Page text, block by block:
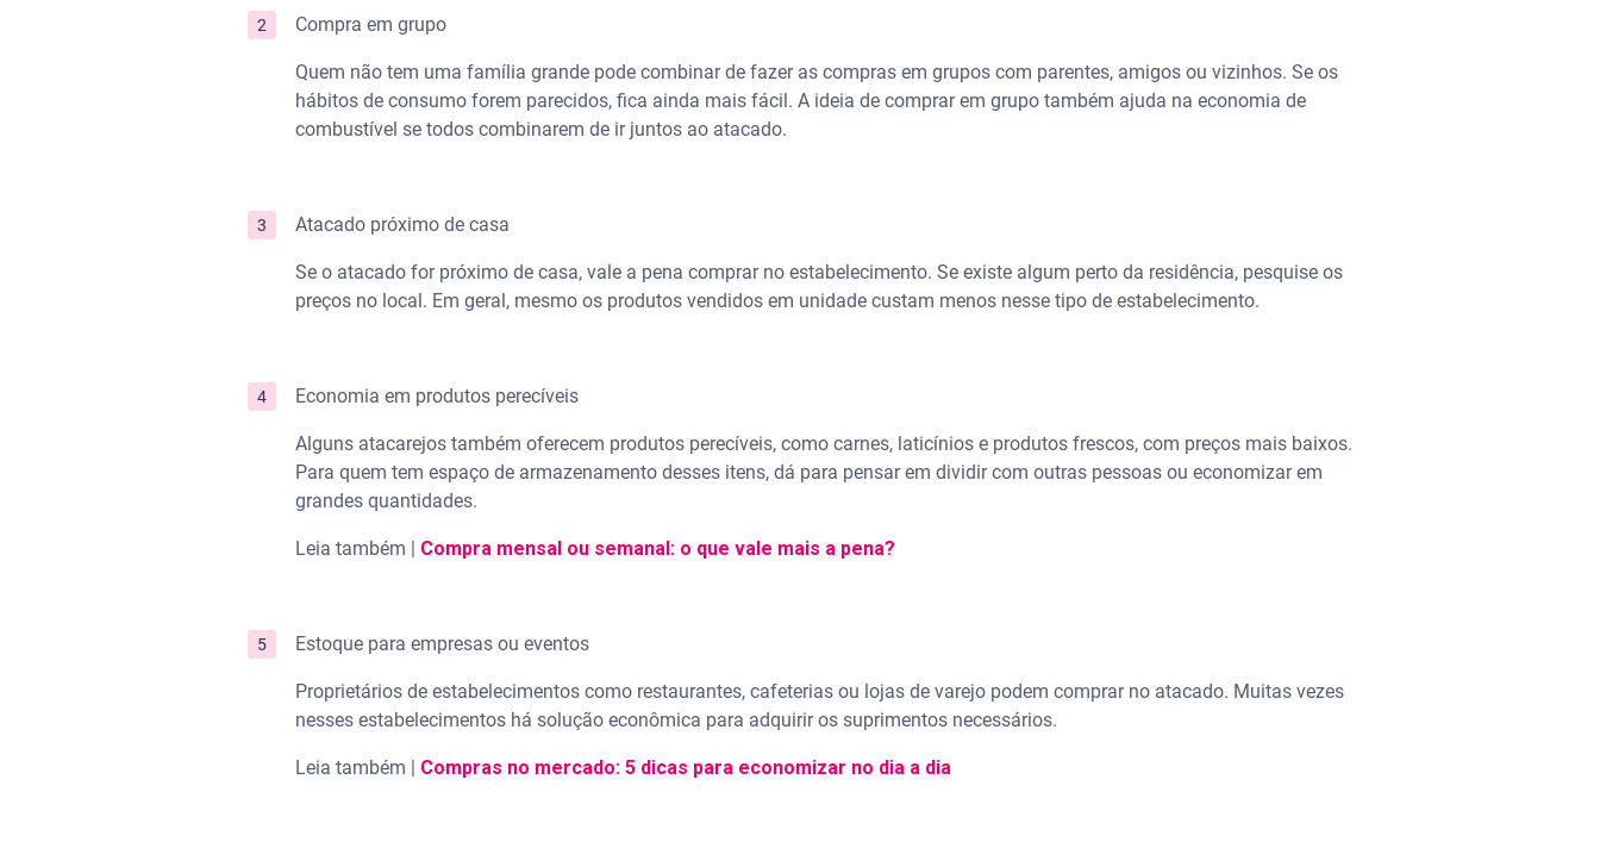
Compra em grupo
Quem não tem uma família grande pode combinar de fazer as compras em grupos com parentes, amigos ou vizinhos. Se os
hábitos de consumo forem parecidos, fica ainda mais fácil. A ideia de comprar em grupo também ajuda na economia de
combustível se todos combinarem de ir juntos ao atacado.
Atacado próximo de casa
Se o atacado for próximo de casa, vale a pena comprar no estabelecimento. Se existe algum perto da residência, pesquise os
preços no local. Em geral, mesmo os produtos vendidos em unidade custam menos nesse tipo de estabelecimento.
Economia em produtos perecíveis
Alguns atacarejos também oferecem produtos perecíveis, como carnes, laticínios e produtos frescos, com preços mais baixos.
Para quem tem espaço de armazenamento desses itens, dá para pensar em dividir com outras pessoas ou economizar em
grandes quantidades.
Leia também | Compra mensal ou semanal: o que vale mais a pena?
Estoque para empresas ou eventos
Proprietários de estabelecimentos como restaurantes, cafeterias ou lojas de varejo podem comprar no atacado. Muitas vezes
nesses estabelecimentos há solução econômica para adquirir os suprimentos necessários.
Leia também | Compras no mercado: 5 dicas para economizar no dia a dia